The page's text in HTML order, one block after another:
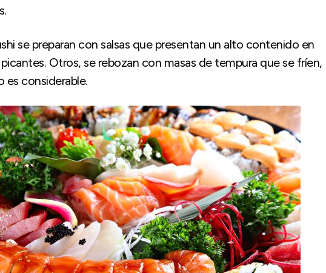
se preparan con salsas que presentan un alto contenido en
Otros, se rebozan con masas de tempura que se fríen,
es considerable.